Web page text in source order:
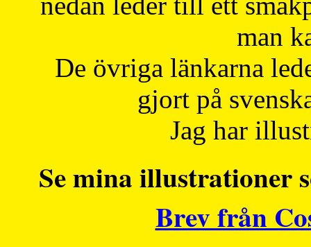
man
De övriga länkarna
gjort på
Jag har
Se mina illustrationer
Brev från